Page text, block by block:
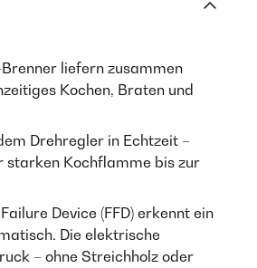
liefern zusammen
Kochen, Braten und
Drehregler in Echtzeit –
starken Kochflamme bis zur
Device (FFD) erkennt ein
Die elektrische
– ohne Streichholz oder